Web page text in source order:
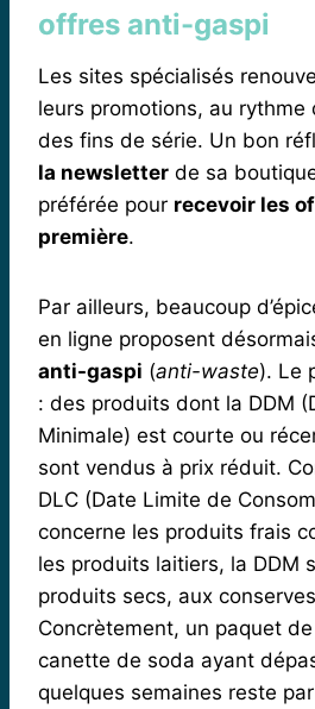
offres anti-gaspi
Les sites spécialisés
leurs promotions, au rythme
des fins de série. Un bon
la newsletter de sa
préférée pour recevoir les
première.
Par ailleurs, beaucoup
en ligne proposent
anti-gaspi (anti-waste). Le
: des produits dont la DDM
Minimale) est courte ou
sont vendus à prix réduit.
DLC (Date Limite de
concerne les produits frais
les produits laitiers, la DDM
produits secs, aux
Concrètement, un paquet
canette de soda ayant
quelques semaines reste